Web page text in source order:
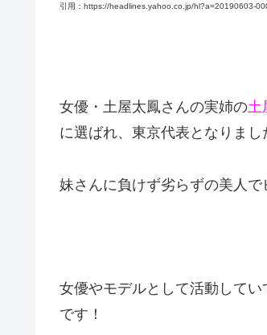
引用：https://headlines.yahoo.co.jp/hl?a=20190603-
女優・土屋太鳳さんの実姉の土
に選ばれ、東京代表となりまし
妹さんに負けず劣らずの美人で
女優やモデルとして活動して
です！